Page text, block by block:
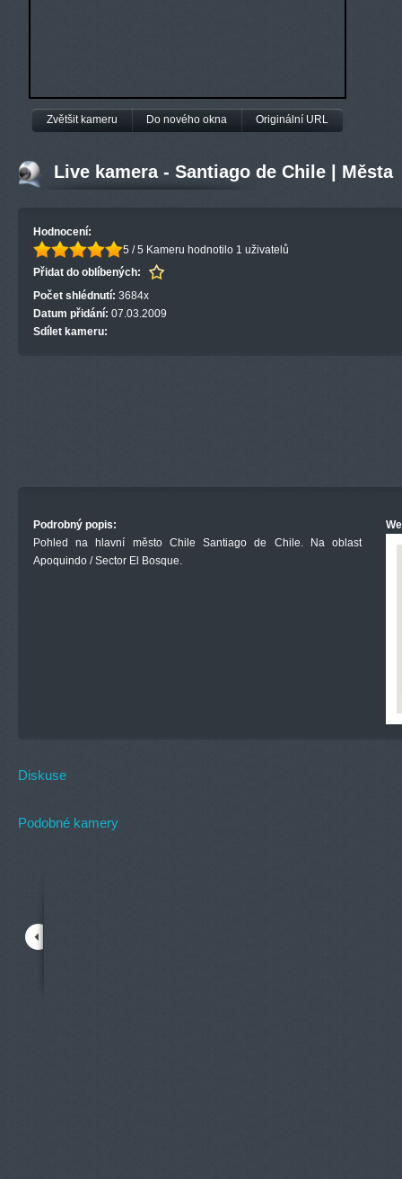
Zvětšit kameru Do nového okna Originální URL
Live kamera - Santiago de Chile | Města
Hodnocení:
5 / 5 Kameru hodnotilo 1 uživatelů
Přidat do oblíbených:
Počet shlédnutí: 3684x
Datum přidání: 07.03.2009
Sdílet kameru:
Podrobný popis:
Pohled na hlavní město Chile Santiago de Chile. Na oblast
Apoquindo / Sector El Bosque.
Diskuse
Podobné kamery